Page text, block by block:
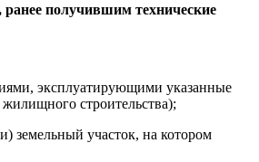
ранее получившим технические
эксплуатирующими указанные
строительства);
земельный участок, на котором